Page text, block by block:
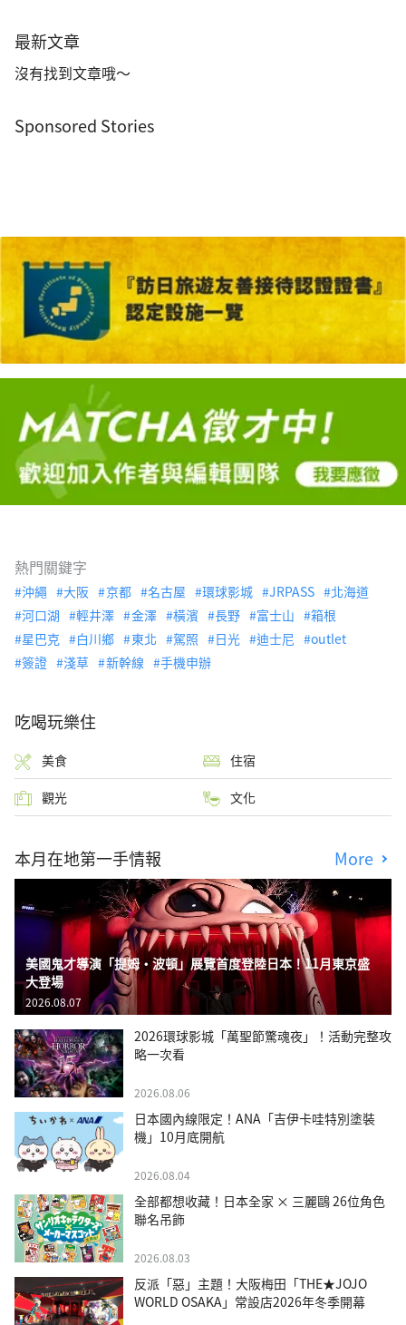
最新文章
沒有找到文章哦～
Sponsored Stories
熱門關鍵字
沖繩 大阪 京都 名古屋 環球影城 JRPASS
北海道
河口湖
輕井澤 金澤 橫濱 長野 富士山
箱根
星巴克
白川鄉 東北 駕照 日光 迪士尼
outlet
簽證
淺草 新幹線 手機申辦
吃喝玩樂住
美食 住宿
觀光 文化
本月在地第一手情報 More
美國鬼才導演「提姆・波頓」展覽首度登陸日本！11月東京盛
大登場
2026.08.07
2026環球影城「萬聖節驚魂夜」！活動完整攻
略一次看
2026.08.06
日本國內線限定！ANA「吉伊卡哇特別塗裝
機」10月底開航
2026.08.04
全部都想收藏！日本全家 × 三麗鷗 26位角色
聯名吊飾
2026.08.03
反派「惡」主題！大阪梅田「THE★JOJO
WORLD OSAKA」常設店2026年冬季開幕